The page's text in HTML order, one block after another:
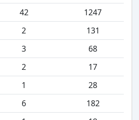
42
1247
2
131
3
68
2
17
1
28
6
182